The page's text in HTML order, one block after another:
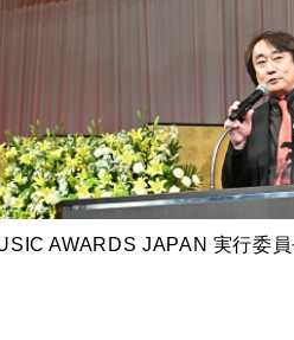
AWARDS JAPAN 実行委員